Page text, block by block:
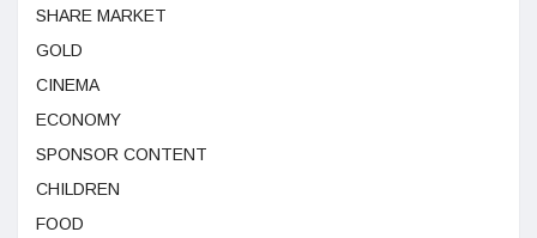
SHARE MARKET
GOLD
CINEMA
ECONOMY
SPONSOR CONTENT
CHILDREN
FOOD